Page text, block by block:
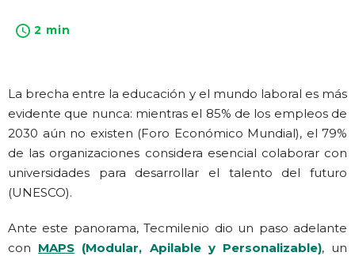
2 min
La brecha entre la educación y el mundo laboral es más
evidente que nunca: mientras el 85% de los empleos de
2030 aún no existen (Foro Económico Mundial), el 79%
de las organizaciones considera esencial colaborar con
universidades para desarrollar el talento del futuro
(UNESCO).
Ante este panorama, Tecmilenio dio un paso adelante
con MAPS (Modular, Apilable y Personalizable), un